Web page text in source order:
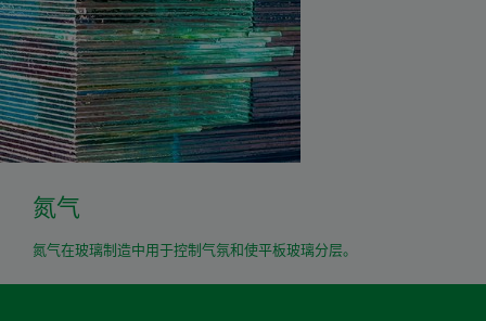
氮气
氮气在玻璃制造中用于控制气氛和使平板玻璃分层。